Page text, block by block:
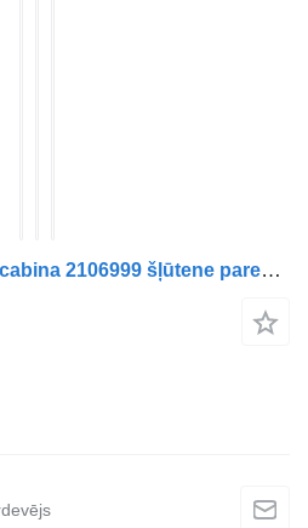
Conducta incalzire apa cabina 2106999 šļūtene paredzēts DAF XF vilcēja